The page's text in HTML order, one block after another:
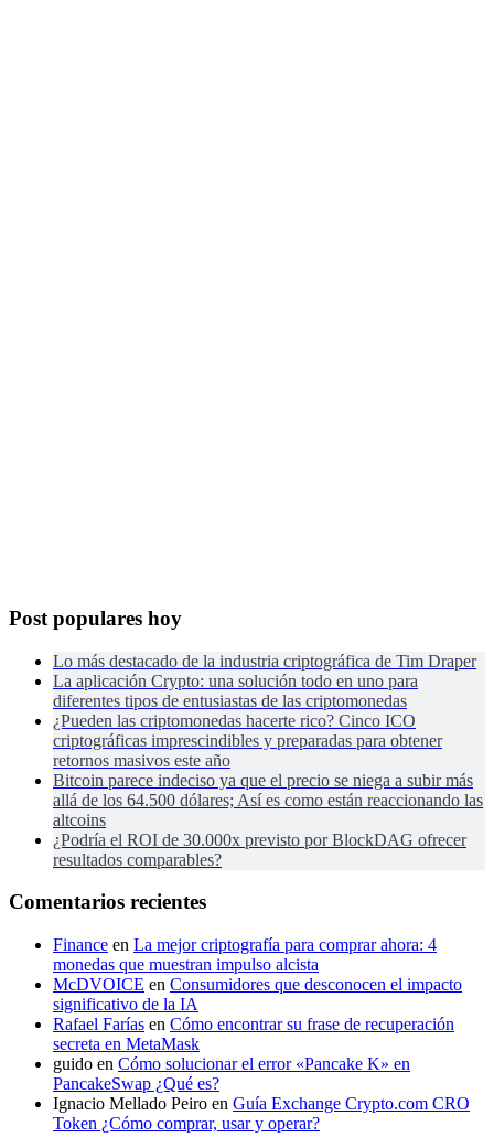
Post populares hoy
Lo más destacado de la industria criptográfica de Tim Draper
La aplicación Crypto: una solución todo en uno para
diferentes tipos de entusiastas de las criptomonedas
¿Pueden las criptomonedas hacerte rico? Cinco ICO
criptográficas imprescindibles y preparadas para obtener
retornos masivos este año
Bitcoin parece indeciso ya que el precio se niega a subir más
allá de los 64.500 dólares; Así es como están reaccionando las
altcoins
¿Podría el ROI de 30.000x previsto por BlockDAG ofrecer
resultados comparables?
Comentarios recientes
Finance en La mejor criptografía para comprar ahora: 4
monedas que muestran impulso alcista
McDVOICE en Consumidores que desconocen el impacto
significativo de la IA
Rafael Farías en Cómo encontrar su frase de recuperación
secreta en MetaMask
guido en Cómo solucionar el error «Pancake K» en
PancakeSwap ¿Qué es?
Ignacio Mellado Peiro en Guía Exchange Crypto.com CRO
Token ¿Cómo comprar, usar y operar?